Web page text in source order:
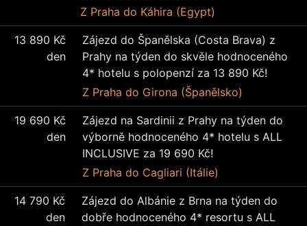
Z Praha do Káhira (Egypt)
13 890 Kč
den
Zájezd do Španělska (Costa Brava) z
Prahy na týden do skvěle hodnoceného
4* hotelu s polopenzí za 13 890 Kč!
Z Praha do Girona (Španělsko)
19 690 Kč
den
Zájezd na Sardinii z Prahy na týden do
výborně hodnoceného 4* hotelu s ALL
INCLUSIVE za 19 690 Kč!
Z Praha do Cagliari (Itálie)
14 790 Kč
den
Zájezd do Albánie z Brna na týden do
dobře hodnoceného 4* resortu s ALL